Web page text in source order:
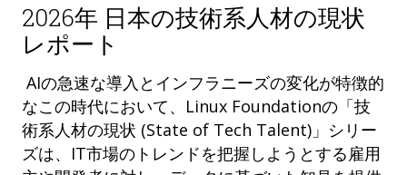
2026年 日本の技術系人材の現状
レポート
AIの急速な導入とインフラニーズの変化が特徴的
なこの時代において、Linux Foundationの「技
術系人材の現状 (State of Tech Talent)」シリー
ズは、IT市場のトレンドを把握しようとする雇用